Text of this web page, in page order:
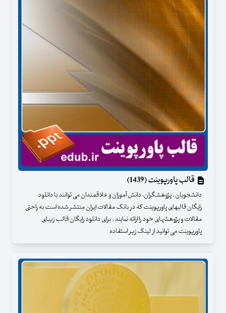
قالب پاورپوینت (1439)
دانشجویان ، پژوهشگران، دانش آموزان و علاقمندان می توانند با دانلود
رایگان قالبهای پاورپوینت که در بانک مقالات ایران منتشر شده است به راحتی
مقالات و پژوهشهای خود را ارائه نمایند . برای دانلود رایگان قالب زیبای
پاورپوینت می توانید از لینک زیر استفاده